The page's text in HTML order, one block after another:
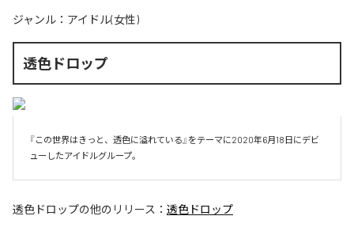
ジャンル： アイドル(女性)
透色ドロップ
『この世界はきっと、透色に溢れている』をテーマに2020年6月18日にデビ
ューしたアイドルグループ。
透色ドロップの他のリリース： 透色ドロップ